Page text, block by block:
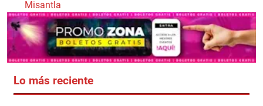
Misantla
Lo más reciente